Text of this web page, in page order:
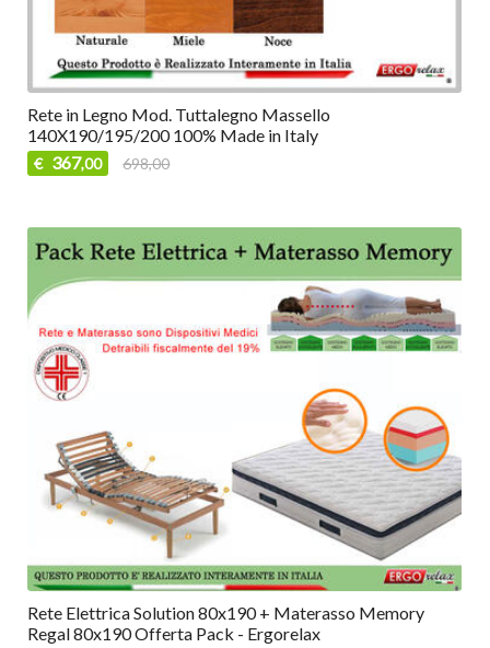
Rete in Legno Mod. Tuttalegno Massello
140X190/195/200 100% Made in Italy
€ 367,00 698,00
Rete Elettrica Solution 80x190 + Materasso Memory
Regal 80x190 Offerta Pack - Ergorelax